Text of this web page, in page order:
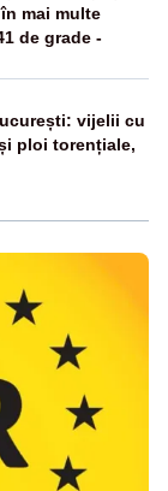
mai multe
de grade -
vijelii cu
ploi torențiale,